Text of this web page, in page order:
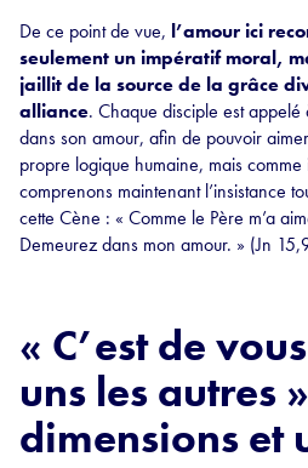
De ce point de vue, l’amour ici
seulement un impératif moral,
jaillit de la source de la grâce
alliance. Chaque disciple est appelé
dans son amour, afin de pouvoir
propre logique humaine, mais comme
comprenons maintenant l’insistance
cette Cène : « Comme le Père m’a
Demeurez dans mon amour. » (Jn
« C’est de
uns les autres
dimensions et